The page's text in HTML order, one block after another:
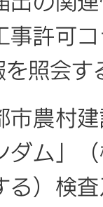
事許可
照会
市農村
ダム」
る）検